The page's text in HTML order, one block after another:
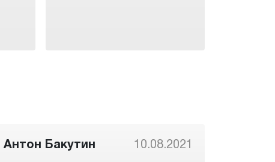
Антон Бакутин 10.08.2021